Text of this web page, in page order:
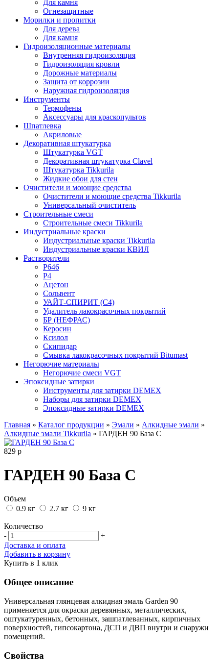
Для камня
Огнезащитные
Морилки и пропитки
Для дерева
Для камня
Гидроизоляционные материалы
Внутренняя гидроизоляция
Гидроизоляция кровли
Дорожные материалы
Защита от коррозии
Наружная гидроизоляция
Инструменты
Термофены
Аксессуары для краскопультов
Шпатлевка
Акриловые
Декоративная штукатурка
Штукатурка VGT
Декоративная штукатурка Clavel
Штукатурка Tikkurila
Жидкие обои для стен
Очистители и моющие средства
Очистители и моющие средства Tikkurila
Универсальный очиститель
Строительные смеси
Строительные смеси Tikkurila
Индустриальные краски
Индустриальные краски Tikkurila
Индустриальные краски КВИЛ
Растворители
P646
P4
Ацетон
Сольвент
УАЙТ-СПИРИТ (С4)
Удалитель лакокрасочных покрытий
БР (НЕФРАС)
Керосин
Ксилол
Скипидар
Смывка лакокрасочных покрытий Bitumast
Негорючие материалы
Негорючие смеси VGT
Эпоксидные затирки
Инструменты для затирки DEMEX
Наборы для затирки DEMEX
Эпоксидные затирки DEMEX
Главная » Каталог продукции » Эмали » Алкидные эмали »
Алкидные эмали Tikkurila » ГАРДЕН 90 База С
829 р
ГАРДЕН 90 База С
Объем
0.9 кг
2.7 кг 9 кг
Количество
-
+
Доставка и оплата
Добавить в корзину
Купить в 1 клик
Общее описание
Универсальная глянцевая алкидная эмаль Garden 90
применяется для окраски деревянных, металлических,
оштукатуренных, бетонных, зашпатлеванных, кирпичных
поверхностей, гипсокартона, ДСП и ДВП внутри и снаружи
помещений.
Свойства